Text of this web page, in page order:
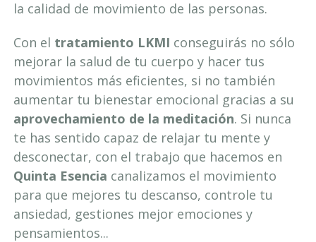
la calidad de movimiento de las personas.
Con el tratamiento LKMI conseguirás no sólo
mejorar la salud de tu cuerpo y hacer tus
movimientos más eficientes, si no también
aumentar tu bienestar emocional gracias a su
aprovechamiento de la meditación. Si nunca
te has sentido capaz de relajar tu mente y
desconectar, con el trabajo que hacemos en
Quinta Esencia canalizamos el movimiento
para que mejores tu descanso, controle tu
ansiedad, gestiones mejor emociones y
pensamientos...